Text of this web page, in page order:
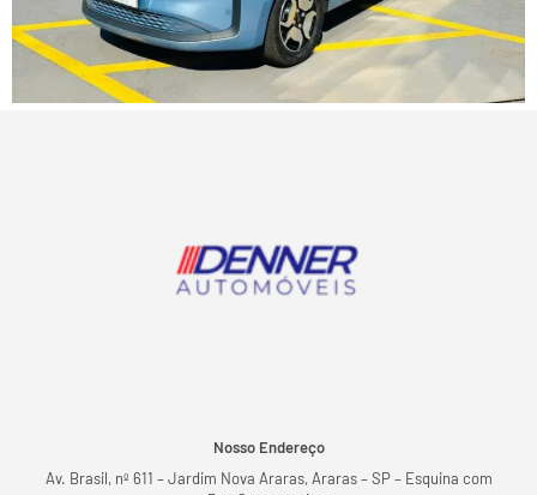
Nosso Endereço
Av. Brasil, nº 611 – Jardim Nova Araras, Araras – SP – Esquina com